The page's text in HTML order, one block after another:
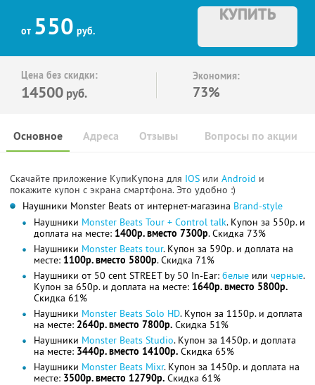
от 550 руб.
КУПИТЬ
Цена без скидки:
14500 руб.
Экономия:
73%
Основное Отзывы Вопросы по акции
Адреса
Скачайте приложение КупиКупона для IOS или Android и
покажите купон с экрана смартфона. Это удобно :)
Наушники Monster Beats от интернет-магазина Brand-style
Наушники Monster Beats Tour + Control talk. Купон за 550р. и
доплата на месте: 1400р. вместо 7300р. Скидка 73%
Наушники Monster Beats tour. Купон за 590р. и доплата на
месте: 1100р. вместо 5800р. Скидка 71%
Наушники от 50 cent STREET by 50 In-Ear: белые или черные.
Купон за 650р. и доплата на месте: 1640р. вместо 5800р.
Скидка 61%
Наушники Monster Beats Solo HD. Купон за 1150р. и доплата
на месте: 2640р. вместо 7800р. Скидка 51%
Наушники Monster Beats Studio. Купон за 1450р. и доплата
на месте: 3440р. вместо 14100р. Скидка 65%
Наушники Monster Beats Mixr. Купон за 1450р. и доплата на
месте: 3500р. вместо 12790р. Скидка 61%